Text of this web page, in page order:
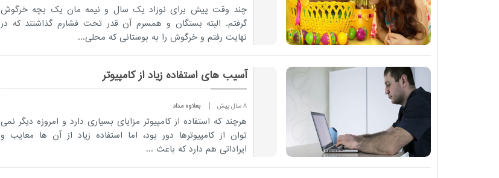
چند وقت پیش برای نوزاد یک سال و نیمه مان یک بچه خرگوش
گرفتم. البته بستگان و همسرم آن قدر تحت فشارم گذاشتند که در
نهایت رفتم و خرگوش را به بوستانی که محلی...
آسیب های استفاده زیاد از کامپیوتر
8 سال پیش بعلاوه مداد
هرچند که استفاده از کامپیوتر مزایای بسیاری دارد و امروزه دیگر نمی
توان از کامپیوترها دور بود، اما استفاده زیاد از آن ها معایب و
ایراداتی هم دارد که باعث ...